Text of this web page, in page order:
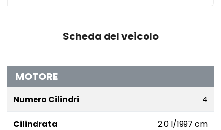
Scheda del veicolo
MOTORE
Numero Cilindri 4
Cilindrata 2.0 l/1997 cm